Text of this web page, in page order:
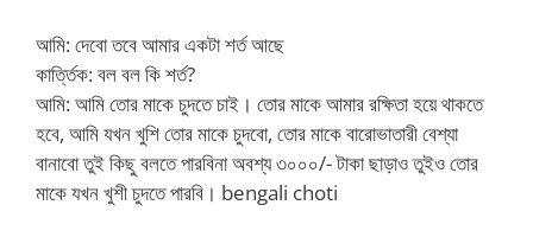
আমি: দেবো তবে আমার একটা শর্ত আছে
কার্ত্তিক: বল বল কি শর্ত?
আমি: আমি তোর মাকে চুদতে চাই। তোর মাকে আমার রক্ষিতা হয়ে থাকতে
হবে, আমি যখন খুশি তোর মাকে চুদবো, তোর মাকে বারোভাতারী বেশ্যা
বানাবো তুই কিছু বলতে পারবিনা অবশ্য ৩০০০/- টাকা ছাড়াও তুইও তোর
মাকে যখন খুশী চুদতে পারবি। bengali choti